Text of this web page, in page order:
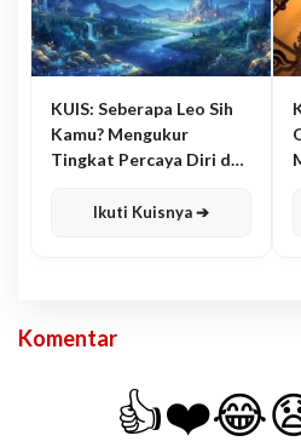
KUIS: Seberapa Leo Sih
Kamu? Mengukur
Tingkat Percaya Diri dan
Ikuti Kuisnya ➔
Komentar
👍❤️😂